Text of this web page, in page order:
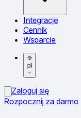
Integracje
Cennik
Wsparcie
pl
Zaloguj się
Rozpocznij za darmo